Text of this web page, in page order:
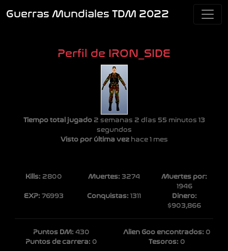
Guerras Mundiales TDM 2022
Perfil de IRON_SIDE
Tiempo total jugado2 semanas 2 días 55 minutos 13
segundos
Visto por última vezhace 1 mes
Kills: 2800 Muertes: 3274
Muertes por:
1946
EXP: 76993 Conquistas: 1311
Dinero:
$903,866
Puntos DM: 430 Alien Goo encontrados: 0
Puntos de carrera: 0 Tesoros: 0